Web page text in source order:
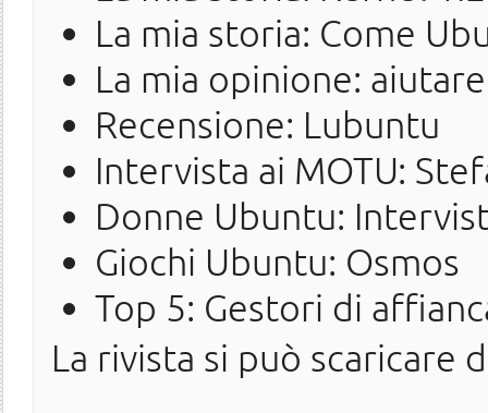
La mia storia: Come
La mia opinione:
Recensione: Lubuntu
Intervista ai MOTU:
Donne Ubuntu:
Giochi Ubuntu: Osmos
Top 5: Gestori di
La rivista si può scaricare